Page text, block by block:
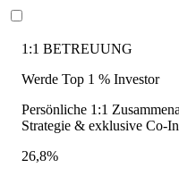
1:1 BETREUUNG
Werde Top 1 % Investor
Persönliche 1:1
Strategie & exklusive Co-
26,8%